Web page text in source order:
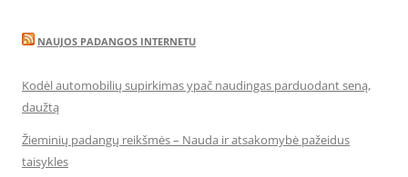
NAUJOS PADANGOS INTERNETU
Kodėl automobilių supirkimas ypač naudingas parduodant seną,
daužtą
Žieminių padangų reikšmės – Nauda ir atsakomybė pažeidus
taisykles